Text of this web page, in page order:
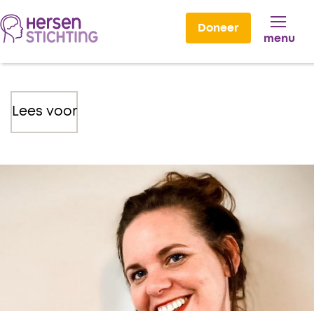
Doneer
menu
Lees voor